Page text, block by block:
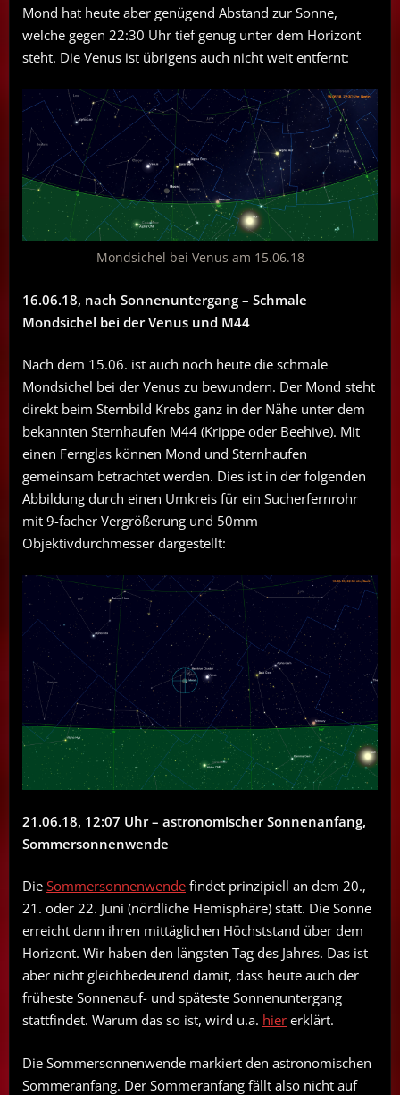
Mond hat heute aber genügend Abstand zur Sonne,
welche gegen 22:30 Uhr tief genug unter dem Horizont
steht. Die Venus ist übrigens auch nicht weit entfernt:
Mondsichel bei Venus am 15.06.18
16.06.18, nach Sonnenuntergang – Schmale
Mondsichel bei der Venus und M44
Nach dem 15.06. ist auch noch heute die schmale
Mondsichel bei der Venus zu bewundern. Der Mond steht
direkt beim Sternbild Krebs ganz in der Nähe unter dem
bekannten Sternhaufen M44 (Krippe oder Beehive). Mit
einen Fernglas können Mond und Sternhaufen
gemeinsam betrachtet werden. Dies ist in der folgenden
Abbildung durch einen Umkreis für ein Sucherfernrohr
mit 9-facher Vergrößerung und 50mm
Objektivdurchmesser dargestellt:
21.06.18, 12:07 Uhr – astronomischer Sonnenanfang,
Sommersonnenwende
Die Sommersonnenwende findet prinzipiell an dem 20.,
21. oder 22. Juni (nördliche Hemisphäre) statt. Die Sonne
erreicht dann ihren mittäglichen Höchststand über dem
Horizont. Wir haben den längsten Tag des Jahres. Das ist
aber nicht gleichbedeutend damit, dass heute auch der
früheste Sonnenauf- und späteste Sonnenuntergang
stattfindet. Warum das so ist, wird u.a. hier erklärt.
Die Sommersonnenwende markiert den astronomischen
Sommeranfang. Der Sommeranfang fällt also nicht auf